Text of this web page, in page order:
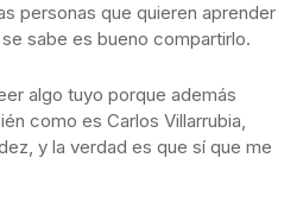
personas que quieren aprender
sabe es bueno compartirlo.
algo tuyo porque además
como es Carlos Villarrubia,
y la verdad es que sí que me